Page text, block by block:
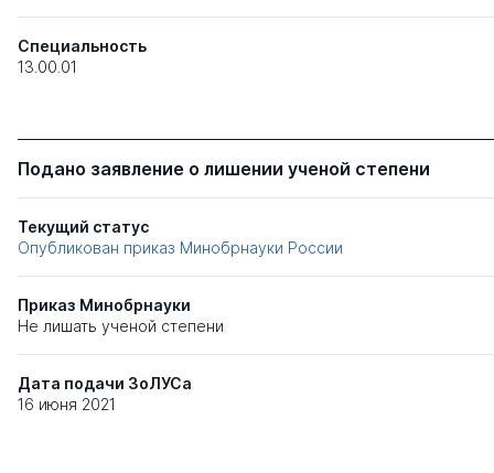
Специальность
13.00.01
Подано заявление о лишении ученой степени
Текущий статус
Опубликован приказ Минобрнауки России
Приказ Минобрнауки
Не лишать ученой степени
Дата подачи ЗоЛУСа
16 июня 2021